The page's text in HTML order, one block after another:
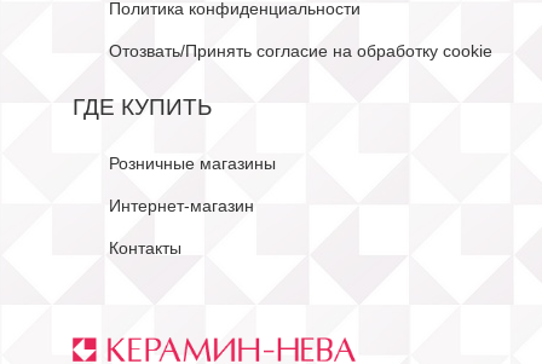
Политика конфиденциальности
Отозвать/Принять согласие на обработку cookie
ГДЕ КУПИТЬ
Розничные магазины
Интернет-магазин
Контакты